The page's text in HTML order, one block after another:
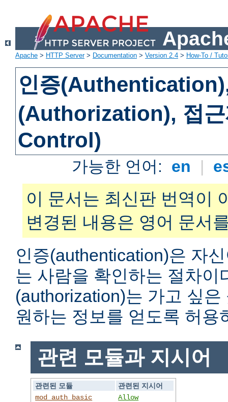
Apache > HTTP Server> Documentation > Version 2.4 > How-To /
인증
(Authorization), 접
Control)
가능한 언어: en |
이 문서는 최신판 번역이
변경된 내용은 영어 문서
인증(authentication)은 자
는 사람을 확인하는 절차이
(authorization)는 가고 싶
원하는 정보를 얻도록 허용
관련 모듈과 지시어
관련된 모듈
관련된 지시어
mod_auth_basic
Allow